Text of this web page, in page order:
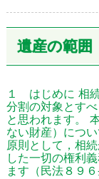
遺産の範
１ はじめに 相
分割の対象とす
と思われます。
ない財産）につ
原則として，相
した一切の権利
ます（民法８９